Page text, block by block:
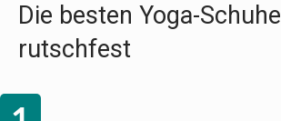
Die besten Yoga-Schuhe
rutschfest